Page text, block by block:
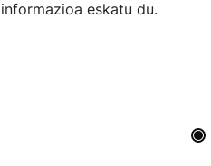
informazioa eskatu du.